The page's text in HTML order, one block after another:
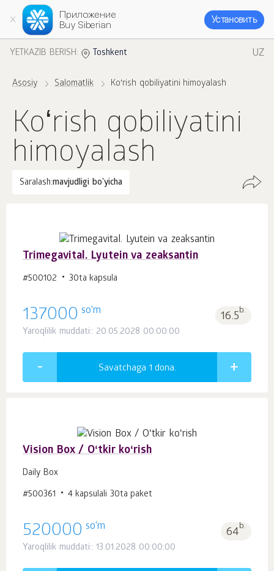
Приложение
Buy Siberian
Установить
YETKAZIB BERISH: Toshkent UZ
Asosiy Salomatlik Koʻrish qobiliyatini himoyalash
Koʻrish qobiliyatini
himoyalash
Saralash:mavjudligi bo'yicha
Trimegavital. Lyutein va zeaksantin
#500102 30ta kapsula
137000 so'm 16.5b.
Yaroqlilik muddati:: 20.05.2028 00:00:00
Savatchaga 1 dona.
Vision Box / Oʻtkir koʻrish
Daily Box
#500361 4 kapsulali 30ta paket
520000 so'm 64b.
Yaroqlilik muddati:: 13.01.2028 00:00:00